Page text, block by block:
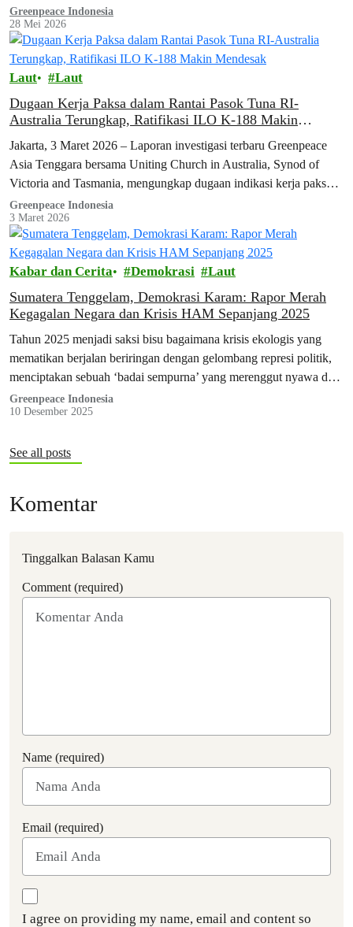
Bumble Bee Foods untuk mengubah…
Greenpeace Indonesia
28 Mei 2026
Laut Laut
Dugaan Kerja Paksa dalam Rantai Pasok Tuna RI-
Australia Terungkap, Ratifikasi ILO K-188 Makin
Jakarta, 3 Maret 2026 – Laporan investigasi terbaru Greenpeace
Asia Tenggara bersama Uniting Church in Australia, Synod of
Victoria and Tasmania, mengungkap dugaan indikasi kerja paksa
yang dialami 25 awak…
Greenpeace Indonesia
3 Maret 2026
Kabar dan Cerita Demokrasi Laut
Sumatera Tenggelam, Demokrasi Karam: Rapor Merah
Kegagalan Negara dan Krisis HAM Sepanjang 2025
Tahun 2025 menjadi saksi bisu bagaimana krisis ekologis yang
mematikan berjalan beriringan dengan gelombang represi politik,
menciptakan sebuah ‘badai sempurna’ yang merenggut nyawa dan
membungkam suara rakyat secara sistematis.
Greenpeace Indonesia
10 Desember 2025
See all posts
Komentar
Tinggalkan Balasan Kamu
Comment (required)
Name (required)
Email (required)
I agree on providing my name, email and content so